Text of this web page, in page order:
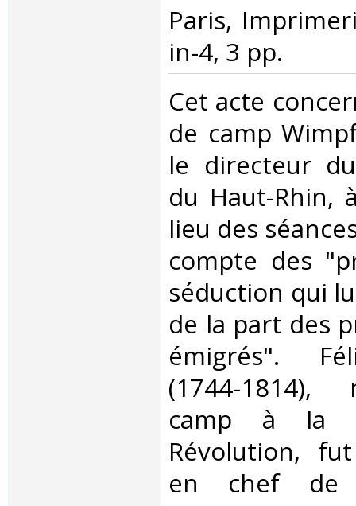
‎Paris,
in-4, 3 pp. ‎
‎Cet acte
de camp
le directeur
du Haut-Rhin,
lieu des
compte des
séduction qui
de la part des
émigrés".
(1744-
camp à la
Révolution,
en chef de